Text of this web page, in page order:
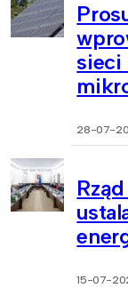
sieci
28-07-
15-07-